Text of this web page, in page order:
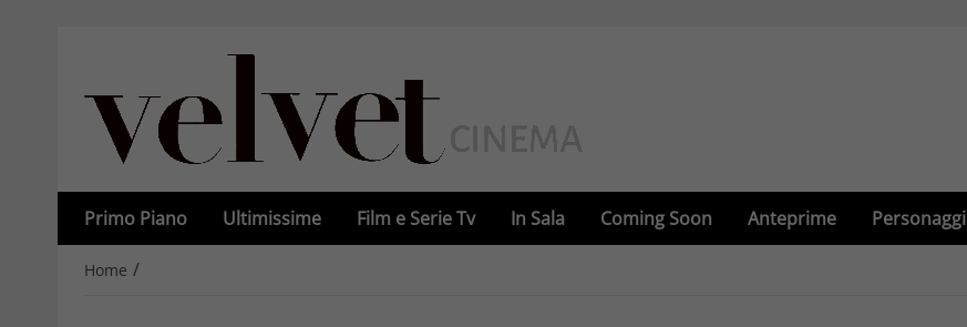
Primo Piano Ultimissime Film e Serie Tv In Sala Coming Soon Anteprime Personaggi
Home /